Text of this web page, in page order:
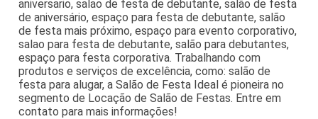
aniversario, salao de festa de debutante, salão de festa
de aniversário, espaço para festa de debutante, salão
de festa mais próximo, espaço para evento corporativo,
salao para festa de debutante, salão para debutantes,
espaço para festa corporativa. Trabalhando com
produtos e serviços de excelência, como: salão de
festa para alugar, a Salão de Festa Ideal é pioneira no
segmento de Locação de Salão de Festas. Entre em
contato para mais informações!